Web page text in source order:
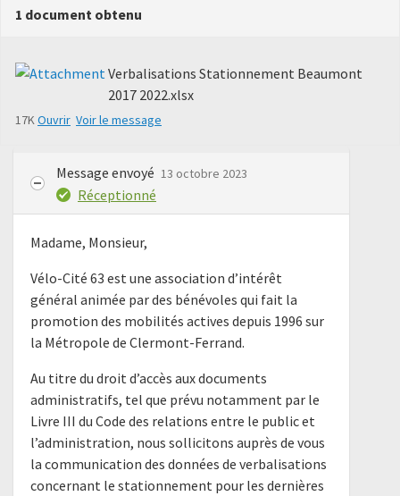
1 document obtenu
Verbalisations Stationnement Beaumont
2017 2022.xlsx
17KOuvrir Voir le message
Message envoyé 13 octobre 2023
Réceptionné
Madame, Monsieur,
Vélo-Cité 63 est une association d’intérêt
général animée par des bénévoles qui fait la
promotion des mobilités actives depuis 1996 sur
la Métropole de Clermont-Ferrand.
Au titre du droit d’accès aux documents
administratifs, tel que prévu notamment par le
Livre III du Code des relations entre le public et
l’administration, nous sollicitons auprès de vous
la communication des données de verbalisations
concernant le stationnement pour les dernières